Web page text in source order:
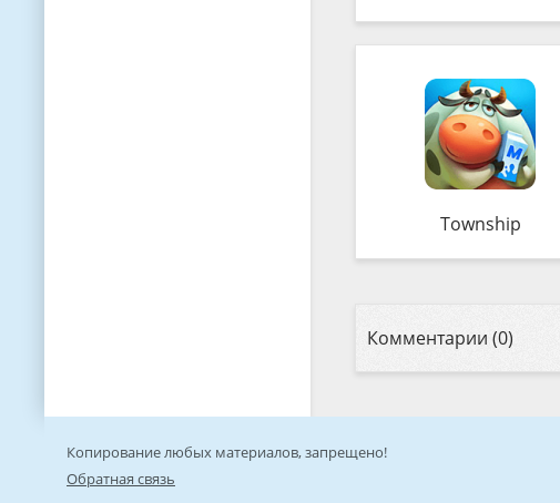
Township
Комментарии (0)
Копирование любых материалов, запрещено!
Обратная связь